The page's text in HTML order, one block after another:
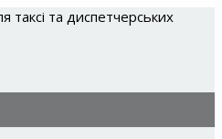
таксі та диспетчерських